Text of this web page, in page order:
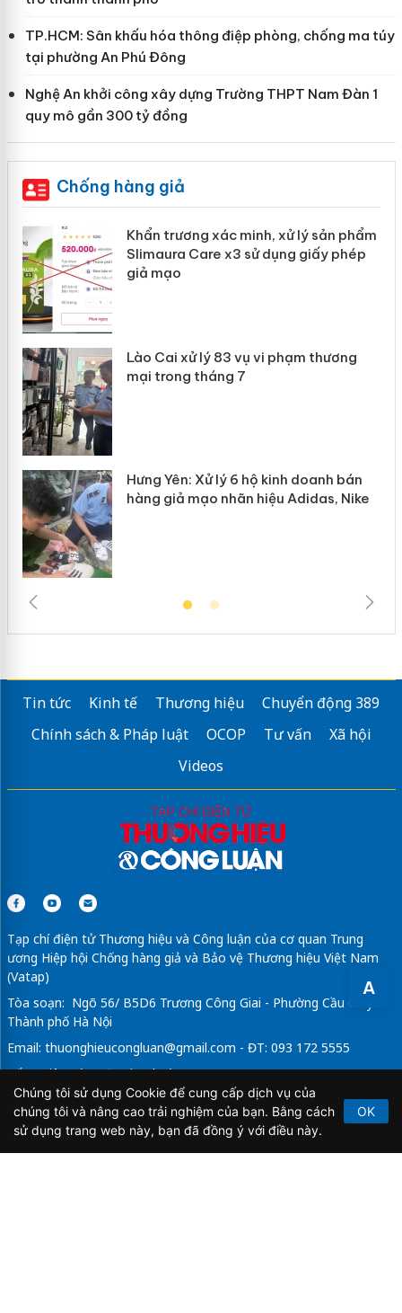
A
TP.HCM: Sân khấu hóa thông điệp phòng, chống ma túy
tại phường An Phú Đông
Nghệ An khởi công xây dựng Trường THPT Nam Đàn 1
quy mô gần 300 tỷ đồng
Chống hàng giả
Khẩn trương xác minh, xử lý sản phẩm
Slimaura Care x3 sử dụng giấy phép
giả mạo
Lào Cai xử lý 83 vụ vi phạm thương
mại trong tháng 7
Hưng Yên: Xử lý 6 hộ kinh doanh bán
hàng giả mạo nhãn hiệu Adidas, Nike
Tin tức Kinh tế Thương hiệu
Chuyển động 389
Chính sách & Pháp luật
OCOP Tư vấn
Xã hội
Videos
Tạp chí điện tử Thương hiệu và Công luận của cơ quan Trung
ương Hiệp hội Chống hàng giả và Bảo vệ Thương hiệu Việt Nam
(Vatap)
Tòa soạn: Ngõ 56/ B5D6 Trương Công Giai - Phường Cầu Giấy -
Thành phố Hà Nội
Email: thuonghieucongluan@gmail.com - ĐT: 093 172 5555
Tổng Biên Tập: Vũ Đức Thuận
Giấy phép hoạt động báo chí điện tử số 64/GP-BTTTT do Bộ
Thông tin và Truyền thông cấp ngày 21/2/2020.
Chúng tôi sử dụng Cookie để cung cấp dịch vụ của
chúng tôi và nâng cao trải nghiệm của bạn. Bằng cách
sử dụng trang web này, bạn đã đồng ý với điều này.
OK